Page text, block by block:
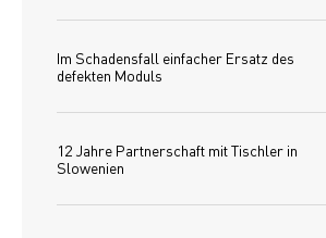
Im Schadensfall einfacher Ersatz des
defekten Moduls
12 Jahre Partnerschaft mit Tischler in
Slowenien